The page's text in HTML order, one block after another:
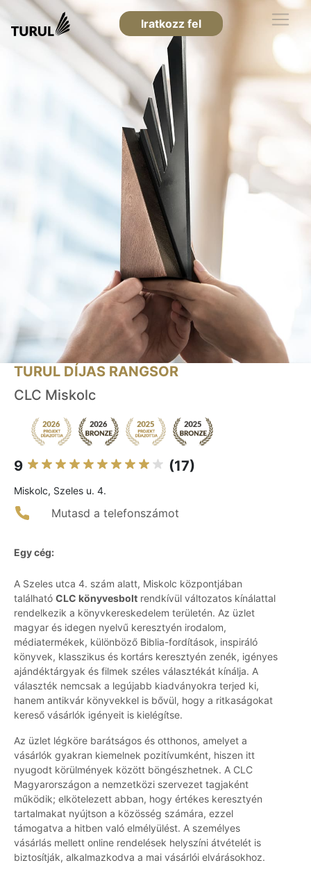
Iratkozz fel
TURUL DÍJAS RANGSOR
CLC Miskolc
9 (17)
Miskolc, Szeles u. 4.
Mutasd a telefonszámot
Egy cég:
A Szeles utca 4. szám alatt, Miskolc központjában
található CLC könyvesbolt rendkívül változatos kínálattal
rendelkezik a könyvkereskedelem területén. Az üzlet
magyar és idegen nyelvű keresztyén irodalom,
médiatermékek, különböző Biblia-fordítások, inspiráló
könyvek, klasszikus és kortárs keresztyén zenék, igényes
ajándéktárgyak és filmek széles választékát kínálja. A
választék nemcsak a legújabb kiadványokra terjed ki,
hanem antikvár könyvekkel is bővül, hogy a ritkaságokat
kereső vásárlók igényeit is kielégítse.
Az üzlet légköre barátságos és otthonos, amelyet a
vásárlók gyakran kiemelnek pozitívumként, hiszen itt
nyugodt körülmények között böngészhetnek. A CLC
Magyarországon a nemzetközi szervezet tagjaként
működik; elkötelezett abban, hogy értékes keresztyén
tartalmakat nyújtson a közösség számára, ezzel
támogatva a hitben való elmélyülést. A személyes
vásárlás mellett online rendelések helyszíni átvételét is
biztosítják, alkalmazkodva a mai vásárlói elvárásokhoz.